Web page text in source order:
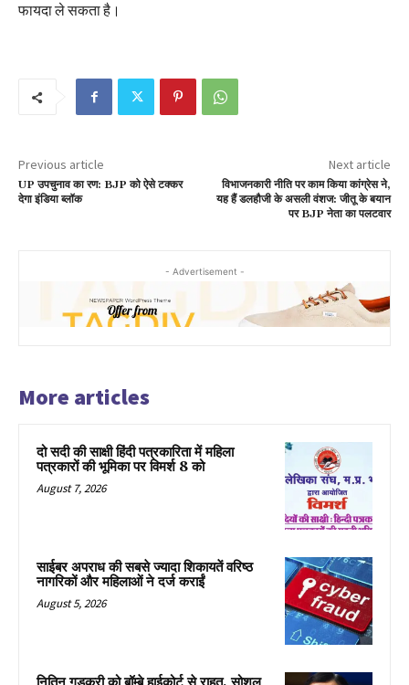
फायदा ले सकता है।
Previous article
UP उपचुनाव का रण: BJP को ऐसे टक्कर
देगा इंडिया ब्लॉक
Next article
विभाजनकारी नीति पर काम किया कांग्रेस ने,
यह हैं डलहौजी के असली वंशज: जीतू के बयान
पर BJP नेता का पलटवार
- Advertisement -
More articles
दो सदी की साक्षी हिंदी पत्रकारिता में महिला
पत्रकारों की भूमिका पर विमर्श 8 को
August 7, 2026
साईबर अपराध की सबसे ज्यादा शिकायतें वरिष्ठ
नागरिकों और महिलाओं ने दर्ज कराईं
August 5, 2026